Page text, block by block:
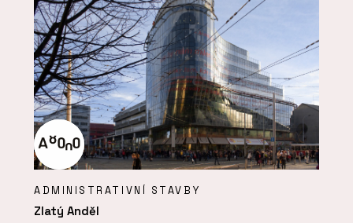
ADMINISTRATIVNÍ STAVBY
Zlatý Anděl